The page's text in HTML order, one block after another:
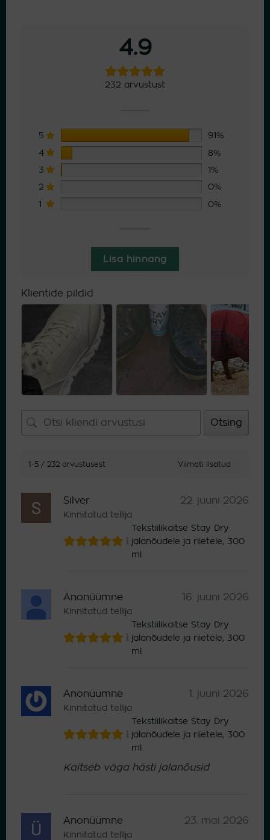
4.9
232 arvustust
5
91%
4
8%
3
1%
2
0%
1
0%
Lisa hinnang
Klientide pildid
Otsing
1-5 / 232 arvustusest
Silver
Kinnitatud tellija
22. juuni 2026
Tekstiilikaitse Stay Dry
jalanõudele ja riietele, 300
ml
Anonüümne
Kinnitatud tellija
16. juuni 2026
Tekstiilikaitse Stay Dry
jalanõudele ja riietele, 300
ml
Anonüümne
Kinnitatud tellija
1. juuni 2026
Tekstiilikaitse Stay Dry
jalanõudele ja riietele, 300
ml
Kaitseb väga hästi jalanõusid
Anonüümne
Kinnitatud tellija
23. mai 2026